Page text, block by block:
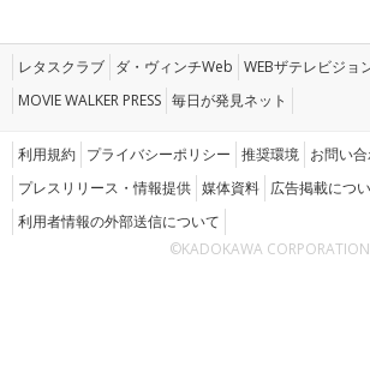
レタスクラブ ダ・ヴィンチWeb WEBザテレビジョ
MOVIE WALKER PRESS 毎日が発見ネット
利用規約 プライバシーポリシー 推奨環境 お問い
プレスリリース・情報提供 媒体資料 広告掲載につ
利用者情報の外部送信について
©KADOKAWA CORPORATION